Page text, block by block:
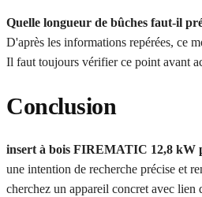
Quelle longueur de bûches faut-il
D'après les informations repérées, ce
Il faut toujours vérifier ce point avant
Conclusion
insert à bois FIREMATIC 12,8 kW
une intention de recherche précise et
cherchez un appareil concret avec